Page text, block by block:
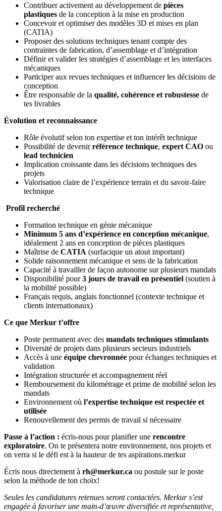
Contribuer activement au développement de pièces
plastiques de la conception à la mise en production
Concevoir et optimiser des modèles 3D et mises en plan
(CATIA)
Proposer des solutions techniques tenant compte des
contraintes de fabrication, d’assemblage et d’intégration
Définir et valider les stratégies d’assemblage et les interfaces
mécaniques
Participer aux revues techniques et influencer les décisions de
conception
Être responsable de la qualité, cohérence et robustesse de
tes livrables
Évolution et reconnaissance
Rôle évolutif selon ton expertise et ton intérêt technique
Possibilité de devenirréférence technique, expert CAO ou
lead technicien
Implication croissante dans les décisions techniques des
projets
Valorisation claire de l’expérience terrain et du savoir-faire
technique
Profil recherché
Formation technique en génie mécanique
Minimum 5 ans d’expérience en conception mécanique,
idéalement 2 ans en conception de pièces plastiques
Maîtrise de CATIA (surfacique un atout important)
Solide raisonnement mécanique et sens de la fabrication
Capacité à travailler de façon autonome sur plusieurs mandats
Disponibilité pour3 jours de travail en présentiel (soutien à
la mobilité possible)
Français requis, anglais fonctionnel (contexte technique et
clients internationaux)
Ce que Merkur t’offre
Poste permanent avec des mandats techniques stimulants
Diversité de projets dans plusieurs secteurs industriels
Accès à une équipe chevronnée pour échanges techniques et
validation
Intégration structurée et accompagnement réel
Remboursement du kilométrage et prime de mobilité selon les
mandats
Environnement où l’expertise technique est respectée et
utilisée
Renouvellement des permis de travail si nécessaire
Passe à l’action : écris-nous pour planifier une rencontre
exploratoire. On te présentera notre environnement, nos projets et
on verra si le défi est à la hauteur de tes aspirations.merkur
Écris nous directement à rh@merkur.ca ou postule sur le poste
selon la méthode de ton choix!
Seules les candidatures retenues seront contactées. Merkur s’est
engagée à favoriser une main-d’œuvre diversifiée et représentative,